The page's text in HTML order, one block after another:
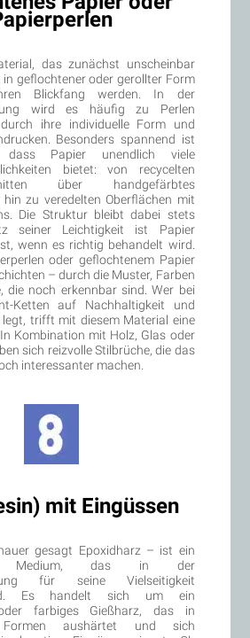
das zunächst unscheinbar
geflochtener oder gerollter Form
Blickfang werden. In der
wird es häufig zu Perlen
ihre individuelle Form und
Besonders spannend ist
dass Papier unendlich viele
bietet: von recycelten
über handgefärbtes
hin zu veredelten Oberflächen mit
Die Struktur bleibt dabei stets
seiner Leichtigkeit ist Papier
wenn es richtig behandelt wird.
oder geflochtenem Papier
– durch die Muster, Farben
die noch erkennbar sind. Wer bei
Ketten auf Nachhaltigkeit und
trifft mit diesem Material eine
Kombination mit Holz, Glas oder
sich reizvolle Stilbrüche, die das
interessanter machen.
mit Eingüssen
gesagt Epoxidharz – ist ein
Medium, das in der
für seine Vielseitigkeit
Es handelt sich um ein
farbiges Gießharz, das in
Formen aushärtet und sich